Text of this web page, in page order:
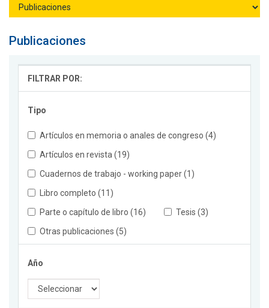
Publicaciones
FILTRAR POR:
Tipo
Artículos en memoria o anales de congreso (4)
Artículos en revista (19)
Cuadernos de trabajo - working paper (1)
Libro completo (11)
Parte o capítulo de libro (16)
Tesis (3)
Otras publicaciones (5)
Año